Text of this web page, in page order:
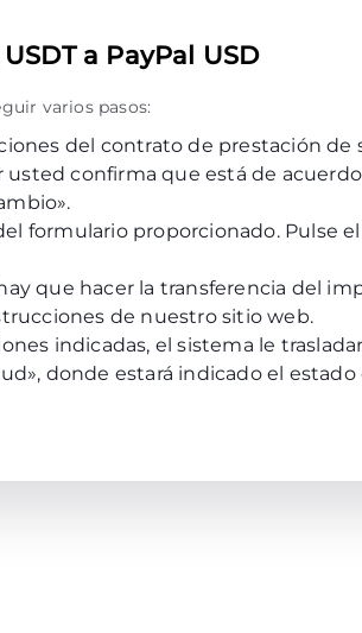
a PayPal USD
varios pasos:
del contrato de prestación de
confirma que está de
.
formulario proporcionado. Pulse
que hacer la transferencia del
de nuestro sitio web.
indicadas, el sistema le
donde estará indicado el estado